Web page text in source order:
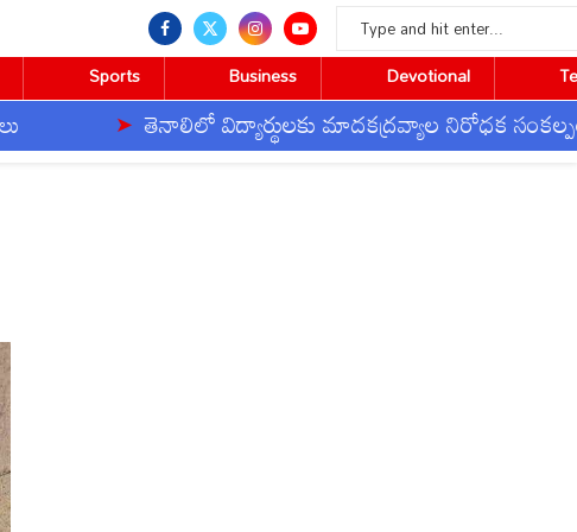
Sports Business Devotional
తెనాలిలో విద్యార్థులకు మాదకద్రవ్యాల నిరోధక సంకల్పం